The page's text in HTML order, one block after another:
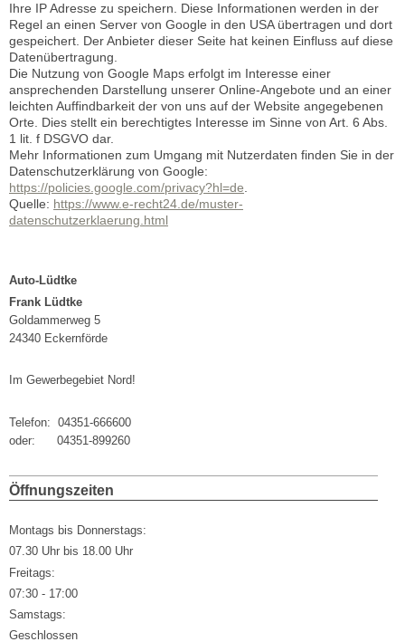
Ihre IP Adresse zu speichern. Diese Informationen werden in der
Regel an einen Server von Google in den USA übertragen und dort
gespeichert. Der Anbieter dieser Seite hat keinen Einfluss auf diese
Datenübertragung.
Die Nutzung von Google Maps erfolgt im Interesse einer
ansprechenden Darstellung unserer Online-Angebote und an einer
leichten Auffindbarkeit der von uns auf der Website angegebenen
Orte. Dies stellt ein berechtigtes Interesse im Sinne von Art. 6 Abs.
1 lit. f DSGVO dar.
Mehr Informationen zum Umgang mit Nutzerdaten finden Sie in der
Datenschutzerklärung von Google:
https://policies.google.com/privacy?hl=de
Quelle: https://www.e-recht24.de/muster-
datenschutzerklaerung.html
Auto-Lüdtke
Frank Lüdtke
Goldammerweg 5
24340 Eckernförde
Im Gewerbegebiet Nord!
Telefon: 04351-666600
oder: 04351-899260
Öffnungszeiten
Montags bis Donnerstags:
07.30 Uhr bis 18.00 Uhr
Freitags:
07:30 - 17:00
Samstags:
Geschlossen